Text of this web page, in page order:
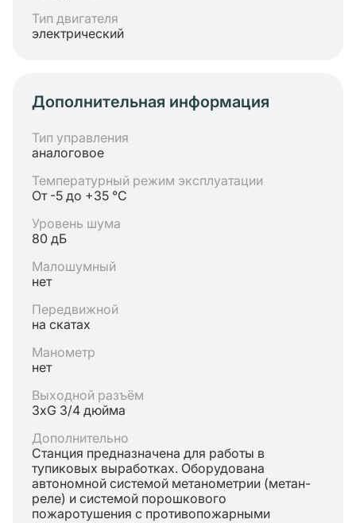
Тип двигателя
электрический
Дополнительная информация
Тип управления
аналоговое
Температурный режим эксплуатации
От -5 до +35 °C
Уровень шума
80 дБ
Малошумный
нет
Передвижной
на скатах
Манометр
нет
Выходной разъём
3хG 3/4 дюйма
Дополнительно
Станция предназначена для работы в
тупиковых выработках. Оборудована
автономной системой метанометрии (метан-
реле) и системой порошкового
пожаротушения с противопожарными